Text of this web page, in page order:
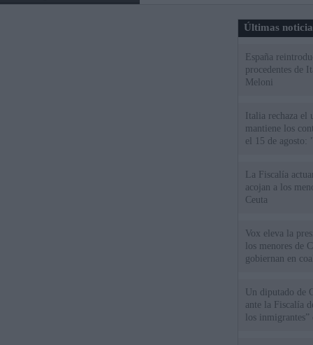
Últimas
España
procedentes de
Meloni
Italia rechaza
mantiene los
el 15 de agosto:
La Fiscalía
acojan a los
Ceuta
Vox eleva la
los menores de
gobiernan en
Un diputado de
ante la Fiscalía
los inmigrantes”